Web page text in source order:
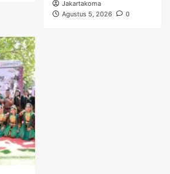
Jakartakoma
Agustus 5, 2026
0